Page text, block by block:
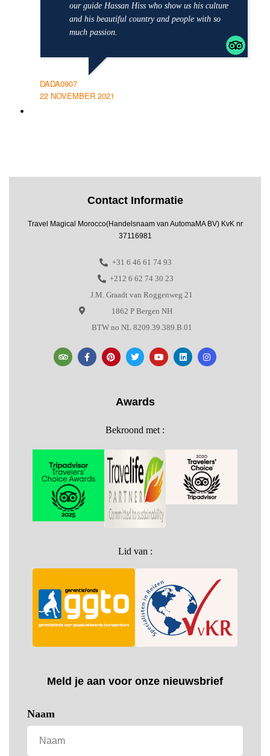
our guide Hassan Hiss who show us his culture
and his beautiful country and people with so
much passion.
DADA0907
22 NOVEMBER 2021
Contact Informatie
Travel Magical Morocco(Handelsnaam van AutomaMA BV) KvK nr
37116981
+31 6 46 61 74 93
+212 6 62 74 30 23
J.M. Graadt van Roggenweg 21
1862 P Bergen NH
BTW no NL 8209.39.389.B.01
Awards
Bekroond met :
Lid van :
Meld je aan voor onze nieuwsbrief
Naam